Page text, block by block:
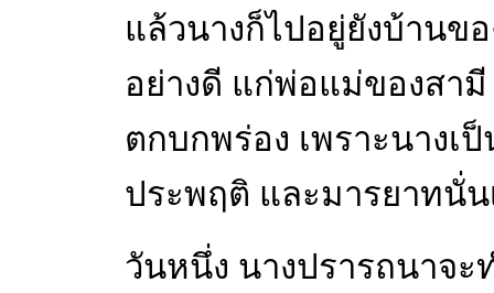
แล้วนางก็ไปอยู่ยังบ้านข
อย่างดี แก่พ่อแม่ของสา
ตกบกพร่อง เพราะนางเ
ประพฤติ และมารยาทนั่น
วันหนึ่ง นางปรารถนาจ